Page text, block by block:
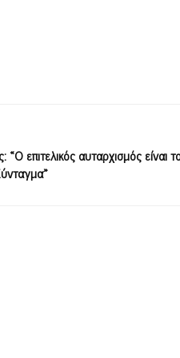
επιτελικός αυταρχισμός είναι